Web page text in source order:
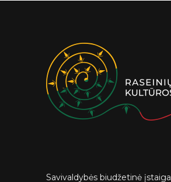
Savivaldybės biudžetinė įstaiga